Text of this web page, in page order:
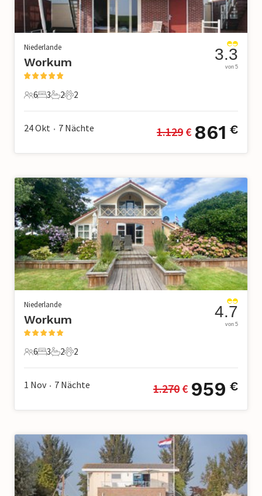
Niederlande
Workum
6 Gäste
6
3 Schlafzimmer
3
2 Badezimmer
2
2 Haustiere
2
3.3
von 5
24 Okt • 7 Nächte 1.129 € 861 €
Niederlande
Workum
6 Gäste
6
3 Schlafzimmer
3
2 Badezimmer
2
2 Haustiere
2
4.7
von 5
1 Nov • 7 Nächte 1.270 € 959 €